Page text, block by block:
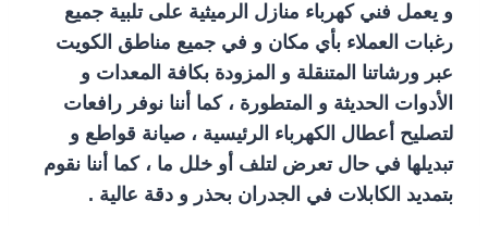
و يعمل فني كهرباء منازل الرميثية على تلبية جميع
رغبات العملاء بأي مكان و في جميع مناطق الكويت
عبر ورشاتنا المتنقلة و المزودة بكافة المعدات و
الأدوات الحديثة و المتطورة ، كما أننا نوفر رافعات
لتصليح أعطال الكهرباء الرئيسية ، صيانة قواطع و
تبديلها في حال تعرض لتلف أو خلل ما ، كما أننا نقوم
بتمديد الكابلات في الجدران بحذر و دقة عالية .